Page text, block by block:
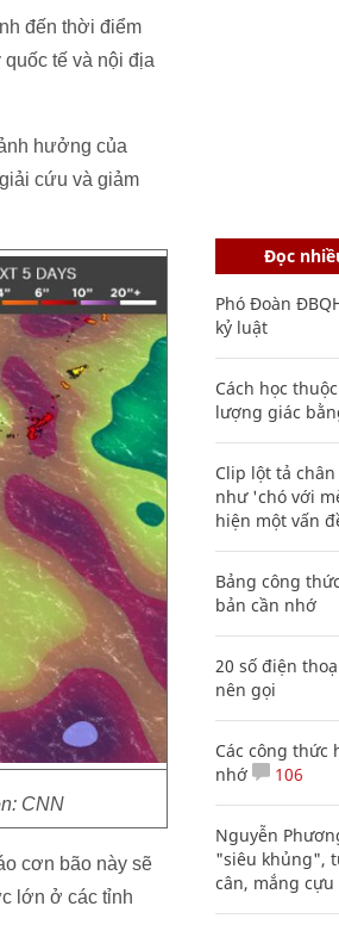
đến thời điểm
tế và nội địa
hưởng của
cứu và giảm
CNN
cơn bão này sẽ
lớn ở các tỉnh
Đọc
Phó Đoàn
kỷ luật
Cách học
lượng giác
Clip lột tả
như 'chó với
hiện một vấn
Bảng công
bản cần nhớ
20 số điện
nên gọi
Các công thức
nhớ
106
Nguyễn
"siêu khủng",
cân, mắng